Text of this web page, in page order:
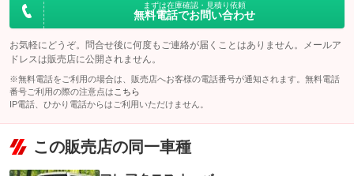
まずは在庫確認・見積り依頼
無料電話でお問い合わせ
お気軽にどうぞ。問合せ後に何度もご連絡が届くことはありません。メールア
ドレスは販売店に公開されません。
※無料電話をご利用の場合は、販売店へお客様の電話番号が通知されます。無料電話
番号ご利用の際の注意点は こちら
IP電話、ひかり電話からはご利用いただけません。
この販売店の同一車種